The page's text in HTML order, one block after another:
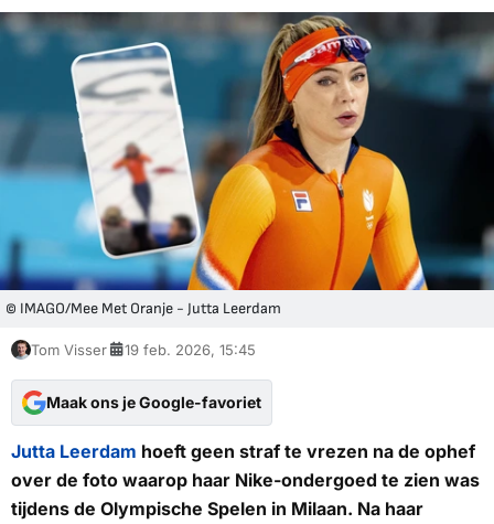
© IMAGO/Mee Met Oranje - Jutta Leerdam
Tom Visser 19 feb. 2026, 15:45
Maak ons je Google-favoriet
Jutta Leerdam hoeft geen straf te vrezen na de ophef
over de foto waarop haar Nike-ondergoed te zien was
tijdens de Olympische Spelen in Milaan. Na haar